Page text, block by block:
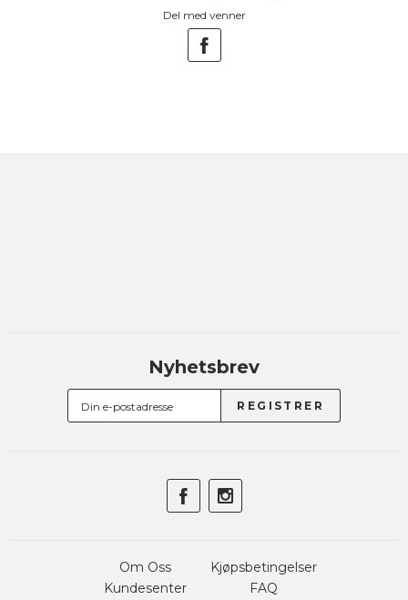
Del med venner
Nyhetsbrev
Om Oss
Kundesenter
Kjøpsbetingelser
FAQ